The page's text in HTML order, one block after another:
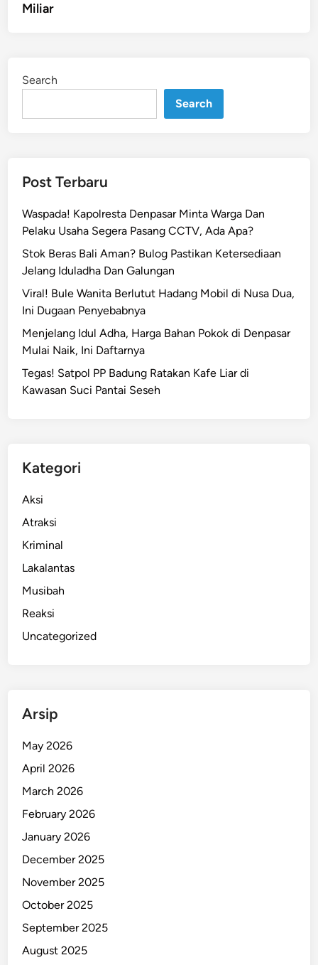
Miliar
Search
Search
Post Terbaru
Waspada! Kapolresta Denpasar Minta Warga Dan
Pelaku Usaha Segera Pasang CCTV, Ada Apa?
Stok Beras Bali Aman? Bulog Pastikan Ketersediaan
Jelang Iduladha Dan Galungan
Viral! Bule Wanita Berlutut Hadang Mobil di Nusa Dua,
Ini Dugaan Penyebabnya
Menjelang Idul Adha, Harga Bahan Pokok di Denpasar
Mulai Naik, Ini Daftarnya
Tegas! Satpol PP Badung Ratakan Kafe Liar di
Kawasan Suci Pantai Seseh
Kategori
Aksi
Atraksi
Kriminal
Lakalantas
Musibah
Reaksi
Uncategorized
Arsip
May 2026
April 2026
March 2026
February 2026
January 2026
December 2025
November 2025
October 2025
September 2025
August 2025